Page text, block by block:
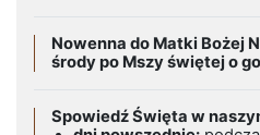
Nowenna do Matki Bożej
środy po Mszy świętej o
Spowiedź Święta w